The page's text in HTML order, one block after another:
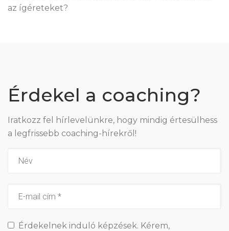
az ígéreteket?
Érdekel a coaching?
Iratkozz fel hírlevelünkre, hogy mindig értesülhess
a legfrissebb coaching-hírekről!
Érdekelnek induló képzések. Kérem,